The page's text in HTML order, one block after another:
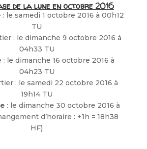
de la lune en octobre 2016
: le samedi 1 octobre 2016 à 00h12
TU
: le dimanche 9 octobre 2016 à
04h33 TU
: le dimanche 16 octobre 2016 à
04h23 TU
: le samedi 22 octobre 2016 à
19h14 TU
: le dimanche 30 octobre 2016 à
d’horaire : +1h = 18h38
HF)